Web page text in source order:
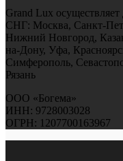
Grand Lux
СНГ: Москва, Санкт-
Нижний Новгород,
на-Дону, Уфа,
Симферополь,
Рязань
ООО «Богема»
ИНН: 9728003028
ОГРН: 1207700163967